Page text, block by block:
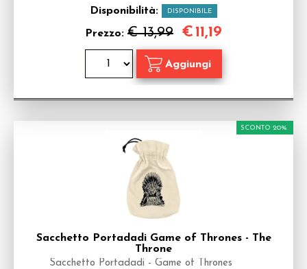
Disponibilità: DISPONIBILE
Prezzo: € 13,99 €11,19
Sacchetto Portadadi Game of Thrones - The
Throne
Sacchetto Portadadi - Game of Thrones
SCONTO 20%